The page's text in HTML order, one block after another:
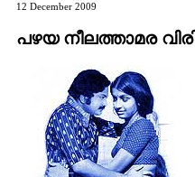
12 December 2009
പഴയ നീലത്താമര